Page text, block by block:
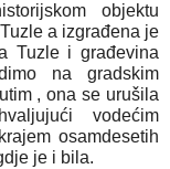
objektu
a izgrađena je
Tuzle i građevina
na gradskim
, ona se urušila
vodećim
osamdesetih
je i bila.